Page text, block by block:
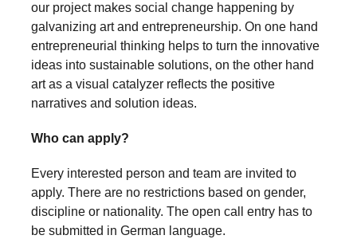
our project makes social change happening by
galvanizing art and entrepreneurship. On one hand
entrepreneurial thinking helps to turn the innovative
ideas into sustainable solutions, on the other hand
art as a visual catalyzer reflects the positive
narratives and solution ideas.
Who can apply?
Every interested person and team are invited to
apply. There are no restrictions based on gender,
discipline or nationality. The open call entry has to
be submitted in German language.